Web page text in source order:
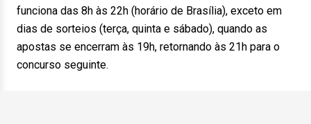
funciona das 8h às 22h (horário de Brasília), exceto em
dias de sorteios (terça, quinta e sábado), quando as
apostas se encerram às 19h, retornando às 21h para o
concurso seguinte.